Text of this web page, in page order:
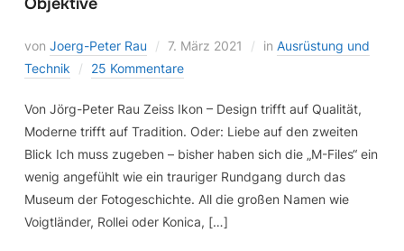
von Joerg-Peter Rau 7. März 2021 in Ausrüstung und
Technik
25 Kommentare
Von Jörg-Peter Rau Zeiss Ikon – Design trifft auf Qualität,
Moderne trifft auf Tradition. Oder: Liebe auf den zweiten
Blick Ich muss zugeben – bisher haben sich die „M-Files“ ein
wenig angefühlt wie ein trauriger Rundgang durch das
Museum der Fotogeschichte. All die großen Namen wie
Voigtländer, Rollei oder Konica, […]